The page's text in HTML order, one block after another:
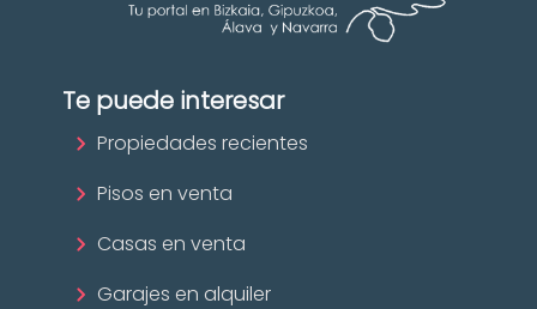
Te puede interesar
Propiedades recientes
Pisos en venta
Casas en venta
Garajes en alquiler